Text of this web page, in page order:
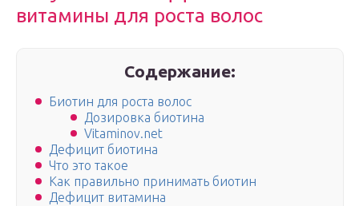
витамины для роста волос
Содержание:
Биотин для роста волос
Дозировка биотина
Vitaminov.net
Дефицит биотина
Что это такое
Как правильно принимать биотин
Дефицит витамина